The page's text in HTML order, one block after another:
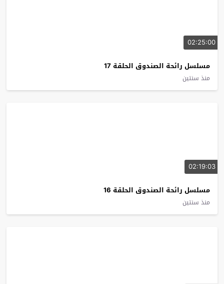
02:25:00
مسلسل رائحة الصندوق الحلقة 17
منذ سنتين
02:19:03
مسلسل رائحة الصندوق الحلقة 16
منذ سنتين